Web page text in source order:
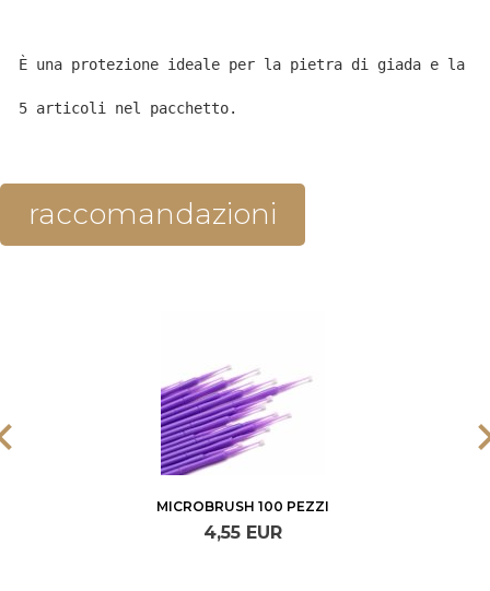
È una protezione ideale per la pietra di giada e la
5 articoli nel pacchetto.
raccomandazioni
MICROBRUSH 100 PEZZI
4,55 EUR